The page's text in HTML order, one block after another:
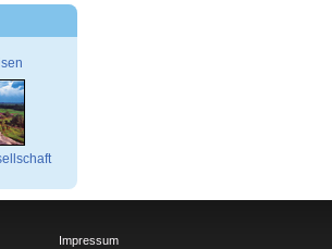
Impressum